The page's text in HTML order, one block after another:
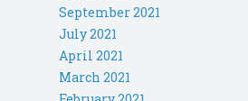
September 2021
July 2021
April 2021
March 2021